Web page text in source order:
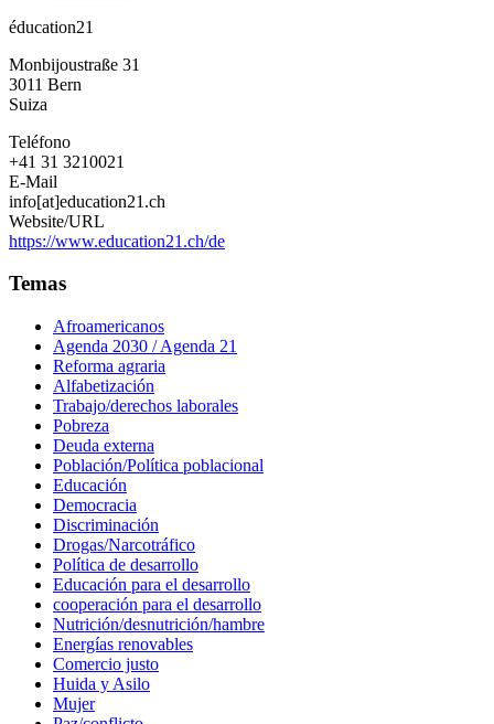
éducation21
Monbijoustraße 31
3011 Bern
Suiza
Teléfono
+41 31 3210021
E-Mail
info[at]education21.ch
Website/URL
https://www.education21.ch/de
Temas
Afroamericanos
Agenda 2030 / Agenda 21
Reforma agraria
Alfabetización
Trabajo/derechos laborales
Pobreza
Deuda externa
Población/Política poblacional
Educación
Democracia
Discriminación
Drogas/Narcotráfico
Política de desarrollo
Educación para el desarrollo
cooperación para el desarrollo
Nutrición/desnutrición/hambre
Energías renovables
Comercio justo
Huida y Asilo
Mujer